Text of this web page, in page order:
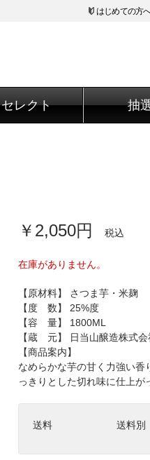
はじめての方
セレクト 抽
￥2,050円 税込
在庫がありません。
【原材料】 さつま芋・米麹
【度 数】 25%度
【容 量】 1800ML
【蔵 元】 日当山醸造株式会
【商品案内】
なめらかな芋の甘く力強い香
っきりとした切れ味に仕上が
送料 送料別